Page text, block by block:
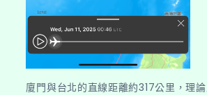
廈門與台北的直線距離約317公里，理